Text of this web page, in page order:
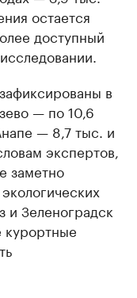
остается
доступный
в
— по 10,6
— 8,7 тыс. и
экспертов,
заметно
и Зеленоградск
курортные